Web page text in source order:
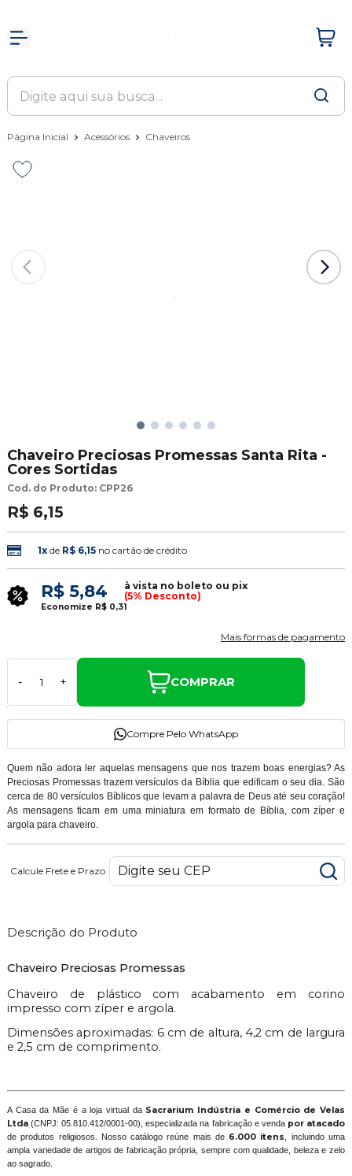
Página Inicial Acessórios Chaveiros
Chaveiro Preciosas Promessas Santa Rita -
Cores Sortidas
Cod. do Produto: CPP26
R$ 6,15
1xde R$ 6,15 no cartão de crédito
R$ 5,84
à vista no boleto ou pix
(5% Desconto)
Economize R$ 0,31
Mais formas de pagamento
- + COMPRAR
Compre Pelo WhatsApp
Quem não adora ler aquelas mensagens que nos trazem boas energias? As
Preciosas Promessas trazem versículos da Bíblia que edificam o seu dia. São
cerca de 80 versículos Bíblicos que levam a palavra de Deus até seu coração!
As mensagens ficam em uma miniatura em formato de Bíblia, com zíper e
argola para chaveiro.
Calcule Frete e Prazo
Descrição do Produto
Chaveiro Preciosas Promessas
Chaveiro de plástico com acabamento em corino
impresso com zíper e argola.
Dimensões aproximadas: 6 cm de altura, 4,2 cm de largura
e 2,5 cm de comprimento.
A Casa da Mãe é a loja virtual daSacrarium Indústria e Comércio de Velas
Ltda(CNPJ: 05.810.412/0001-00), especializada na fabricação e venda por atacado
de produtos religiosos. Nosso catálogo reúne mais de 6.000 itens
, incluindo uma
ampla variedade de artigos de fabricação própria, sempre com qualidade, beleza e zelo
ao sagrado.